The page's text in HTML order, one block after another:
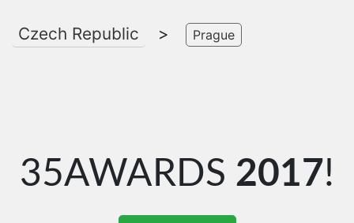
Czech Republic > Prague
35AWARDS 2017!